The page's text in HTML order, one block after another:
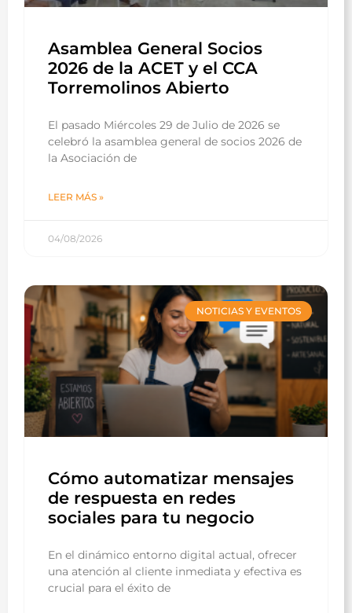
Asamblea General Socios
2026 de la ACET y el CCA
Torremolinos Abierto
El pasado Miércoles 29 de Julio de 2026 se
celebró la asamblea general de socios 2026 de
la Asociación de
LEER MÁS »
04/08/2026
NOTICIAS Y EVENTOS
Cómo automatizar mensajes
de respuesta en redes
sociales para tu negocio
En el dinámico entorno digital actual, ofrecer
una atención al cliente inmediata y efectiva es
crucial para el éxito de